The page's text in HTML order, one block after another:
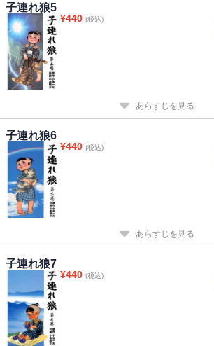
子連れ狼5
¥440 (税込)
あらすじを見る
子連れ狼6
¥440 (税込)
あらすじを見る
子連れ狼7
¥440 (税込)